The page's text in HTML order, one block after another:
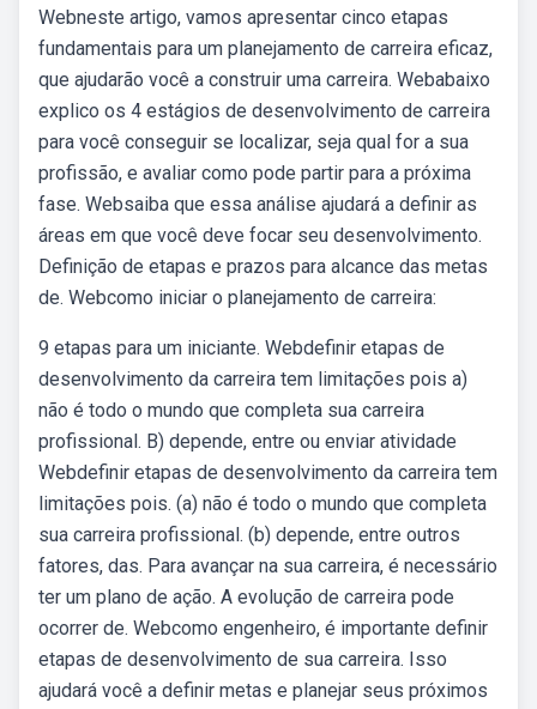
Webneste artigo, vamos apresentar cinco etapas
fundamentais para um planejamento de carreira eficaz,
que ajudarão você a construir uma carreira. Webabaixo
explico os 4 estágios de desenvolvimento de carreira
para você conseguir se localizar, seja qual for a sua
profissão, e avaliar como pode partir para a próxima
fase. Websaiba que essa análise ajudará a definir as
áreas em que você deve focar seu desenvolvimento.
Definição de etapas e prazos para alcance das metas
de. Webcomo iniciar o planejamento de carreira:
9 etapas para um iniciante. Webdefinir etapas de
desenvolvimento da carreira tem limitações pois a)
não é todo o mundo que completa sua carreira
profissional. B) depende, entre ou enviar atividade
Webdefinir etapas de desenvolvimento da carreira tem
limitações pois. (a) não é todo o mundo que completa
sua carreira profissional. (b) depende, entre outros
fatores, das. Para avançar na sua carreira, é necessário
ter um plano de ação. A evolução de carreira pode
ocorrer de. Webcomo engenheiro, é importante definir
etapas de desenvolvimento de sua carreira. Isso
ajudará você a definir metas e planejar seus próximos